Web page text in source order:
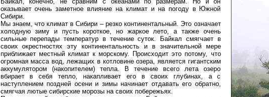
оказывает очень заметное влияние на климат и на погоду в Южной
Сибири.
Мы знаем, что климат в Сибири – резко континентальный. Это означает
холодную зиму и пусть короткое, но жаркое лето, а также очень
сильные перепады температур в течение суток. Байкал смягчает в
своих окрестностях эту континентальность и в значительной мере
приближает местный климат к морскому. Происходит это потому, что
огромная масса вод, лежащих в котловине озера, является гигантским
аккумулятором (накопителем) тепла. В течение всего лета озеро
вбирает в себя тепло, накапливает его в своих глубинах, а с
наступлением поздней осени и зимы начинает отдавать его обратно,
смягчая лютые сибирские морозы на своих побережьях.